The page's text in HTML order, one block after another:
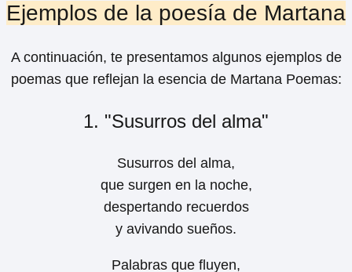
Ejemplos de la poesía de Martana
A continuación, te presentamos algunos ejemplos de
poemas que reflejan la esencia de Martana Poemas:
1. "Susurros del alma"
Susurros del alma,
que surgen en la noche,
despertando recuerdos
y avivando sueños.
Palabras que fluyen,